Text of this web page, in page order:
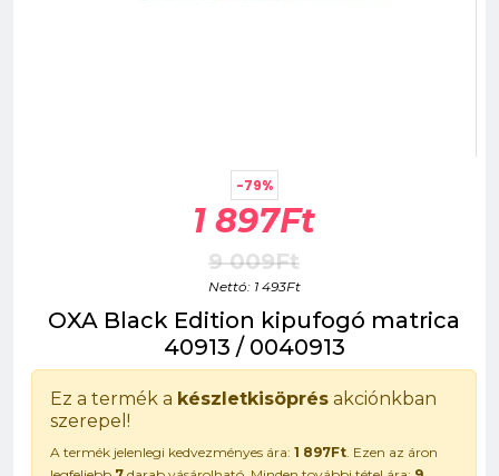
-79%
1 897Ft
9 009Ft
Nettó: 1 493Ft
OXA Black Edition kipufogó matrica
40913 / 0040913
Ez a termék a készletkisöprés akciónkban
szerepel!
A termék jelenlegi kedvezményes ára: 1 897Ft. Ezen az áron